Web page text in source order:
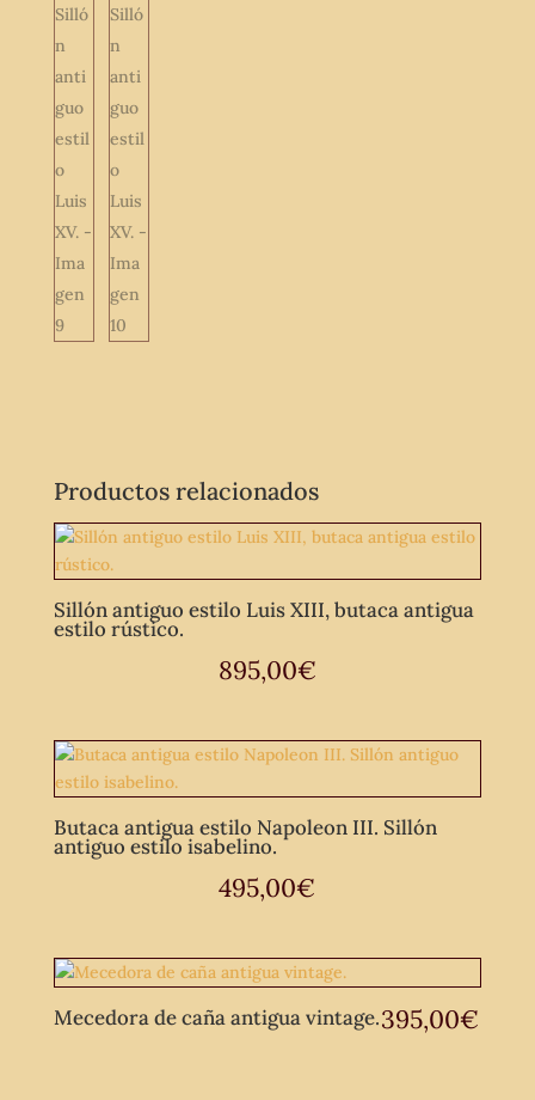
Productos relacionados
Sillón antiguo estilo Luis XIII, butaca antigua
estilo rústico.
895,00€
Butaca antigua estilo Napoleon III. Sillón
antiguo estilo isabelino.
495,00€
Mecedora de caña antigua vintage.395,00€